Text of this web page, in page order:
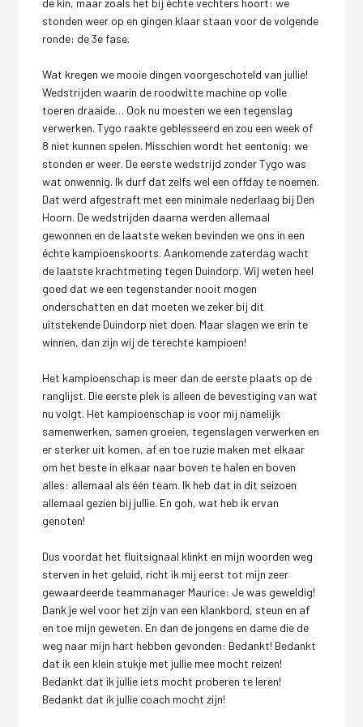
de kin, maar zoals het bij échte vechters hoort: we
stonden weer op en gingen klaar staan voor de volgende
ronde: de 3e fase.
Wat kregen we mooie dingen voorgeschoteld van jullie!
Wedstrijden waarin de roodwitte machine op volle
toeren draaide… Ook nu moesten we een tegenslag
verwerken. Tygo raakte geblesseerd en zou een week of
8 niet kunnen spelen. Misschien wordt het eentonig: we
stonden er weer. De eerste wedstrijd zonder Tygo was
wat onwennig. Ik durf dat zelfs wel een offday te noemen.
Dat werd afgestraft met een minimale nederlaag bij Den
Hoorn. De wedstrijden daarna werden allemaal
gewonnen en de laatste weken bevinden we ons in een
échte kampioenskoorts. Aankomende zaterdag wacht
de laatste krachtmeting tegen Duindorp. Wij weten heel
goed dat we een tegenstander nooit mogen
onderschatten en dat moeten we zeker bij dit
uitstekende Duindorp niet doen. Maar slagen we erin te
winnen, dan zijn wij de terechte kampioen!
Het kampioenschap is meer dan de eerste plaats op de
ranglijst. Die eerste plek is alleen de bevestiging van wat
nu volgt. Het kampioenschap is voor mij namelijk
samenwerken, samen groeien, tegenslagen verwerken en
er sterker uit komen, af en toe ruzie maken met elkaar
om het beste in elkaar naar boven te halen en boven
alles: allemaal als één team. Ik heb dat in dit seizoen
allemaal gezien bij jullie. En goh, wat heb ik ervan
genoten!
Dus voordat het fluitsignaal klinkt en mijn woorden weg
sterven in het geluid, richt ik mij eerst tot mijn zeer
gewaardeerde teammanager Maurice: Je was geweldig!
Dank je wel voor het zijn van een klankbord, steun en af
en toe mijn geweten. En dan de jongens en dame die de
weg naar mijn hart hebben gevonden: Bedankt! Bedankt
dat ik een klein stukje met jullie mee mocht reizen!
Bedankt dat ik jullie iets mocht proberen te leren!
Bedankt dat ik jullie coach mocht zijn!